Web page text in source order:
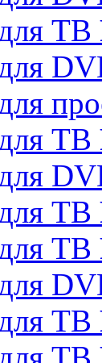
ТВ
ТВ
ТВ
ТВ
ТВ